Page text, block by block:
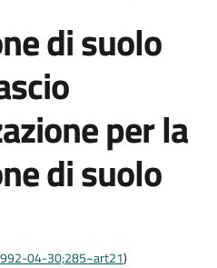
di suolo
per la
di suolo
04-30;285~art21)